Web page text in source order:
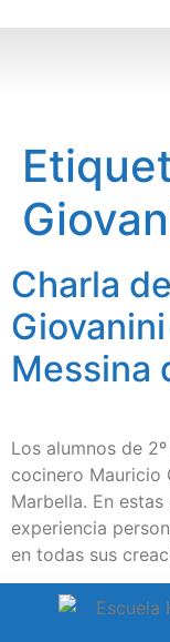
Charla
Messina
Los alumnos de
cocinero Mauricio
Marbella. En
experiencia
en todas sus